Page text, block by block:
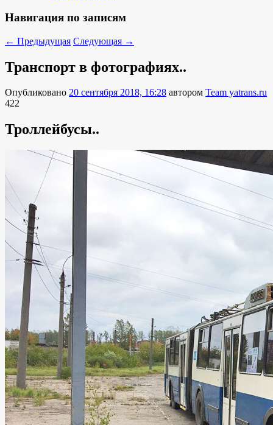
Навигация по записям
← Предыдущая Следующая →
Транспорт в фотографиях..
Опубликовано 20 сентября 2018, 16:28 автором Team yatrans.ru
422
Троллейбусы..